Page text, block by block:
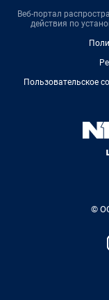
Веб-портал
действия по
Пользовательское
©